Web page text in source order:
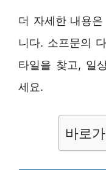
더 자세한 내용
니다. 소프문의
타일을 찾고, 일
세요.
바로